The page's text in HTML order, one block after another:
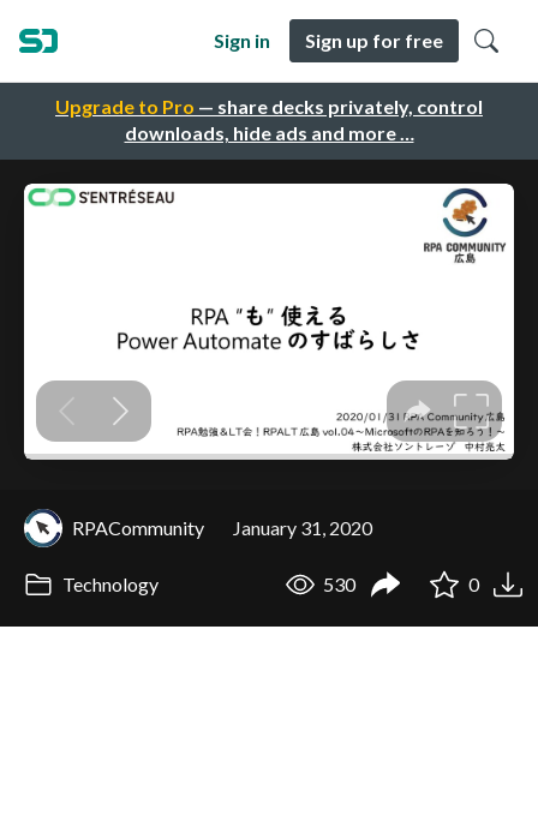
Upgrade to Pro — share decks privately, control
downloads, hide ads and more …
Sign in Sign up for free
RPACommunity January 31, 2020
Technology 530 0